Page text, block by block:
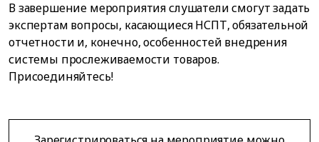
В завершение мероприятия слушатели смогут задать
экспертам вопросы, касающиеся НСПТ, обязательной
отчетности и, конечно, особенностей внедрения
системы прослеживаемости товаров.
Присоединяйтесь!